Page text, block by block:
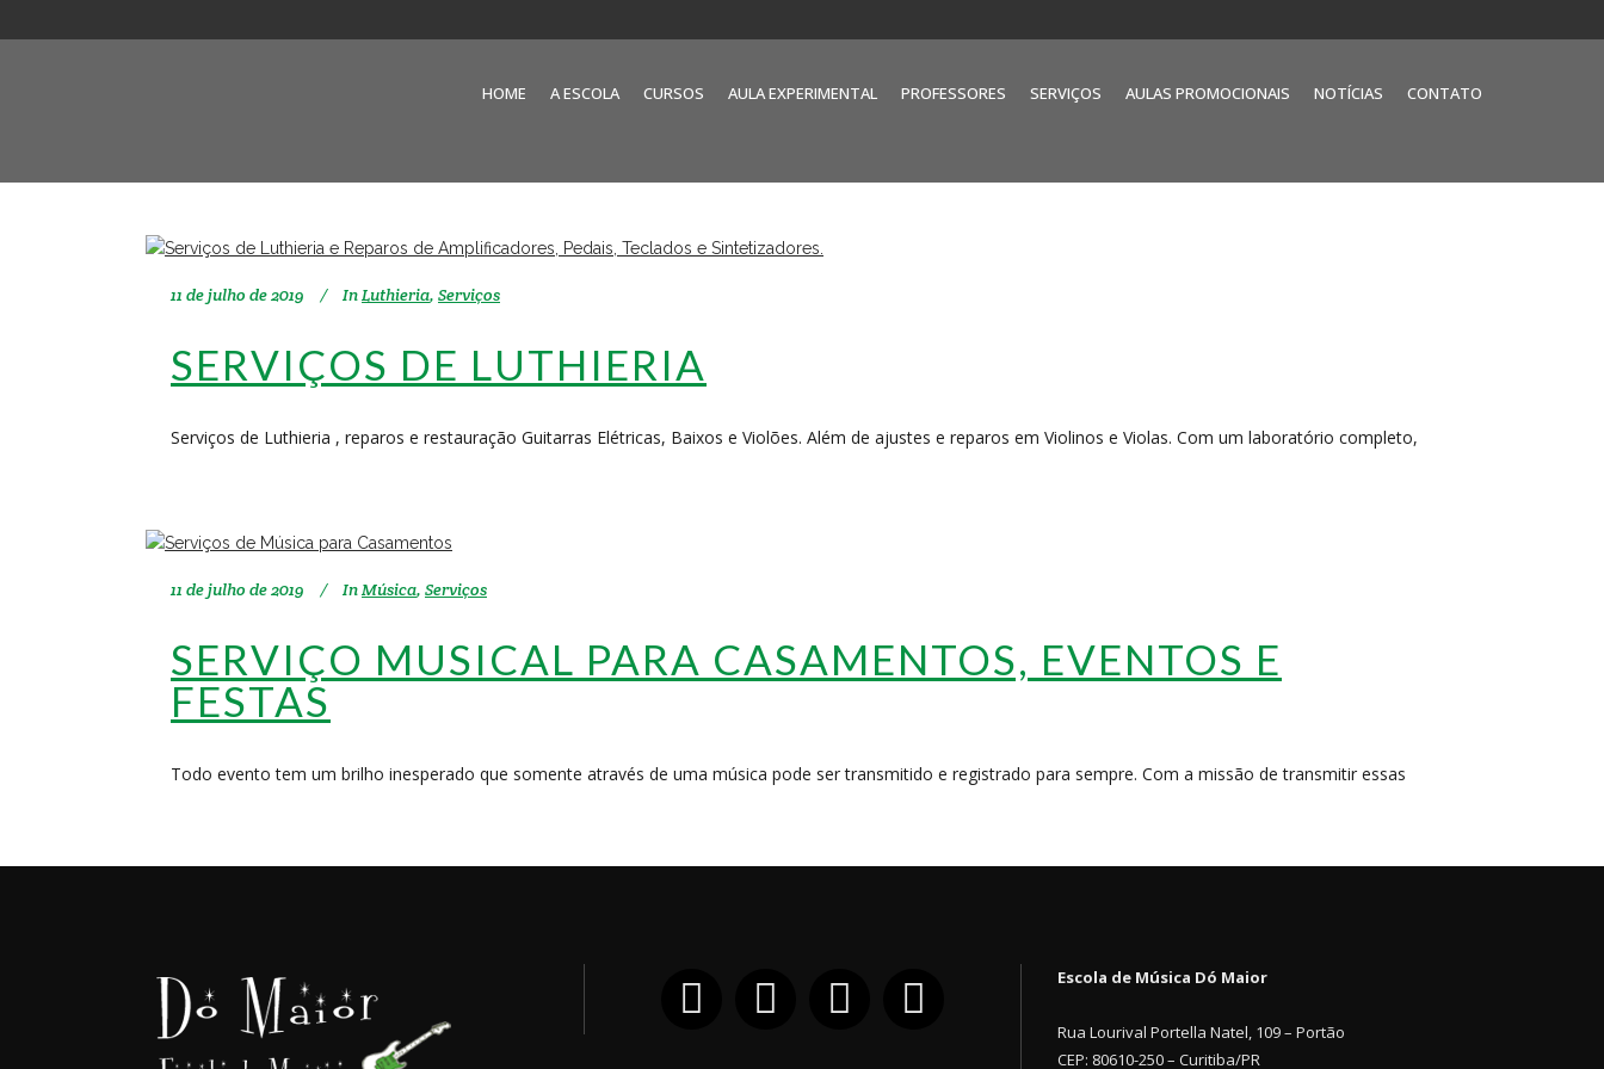
HOME A ESCOLA CURSOS AULA EXPERIMENTAL PROFESSORES SERVIÇOS AULAS PROMOCIONAIS NOTÍCIAS CONTATO
11 de julho de 2019 InLuthieria, Serviços
SERVIÇOS DE LUTHIERIA
Serviços de Luthieria , reparos e restauração Guitarras Elétricas, Baixos e Violões. Além de ajustes e reparos em Violinos e Violas. Com um laboratório completo,
11 de julho de 2019 InMúsica, Serviços
SERVIÇO MUSICAL PARA CASAMENTOS, EVENTOS E
FESTAS
Todo evento tem um brilho inesperado que somente através de uma música pode ser transmitido e registrado para sempre. Com a missão de transmitir essas
facebook instagram youtube tiktok Escola de Música Dó Maior
Rua Lourival Portella Natel, 109 – Portão
CEP: 80610-250 – Curitiba/PR